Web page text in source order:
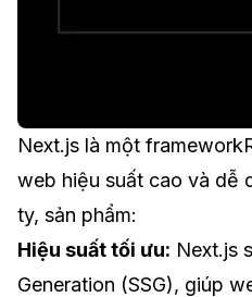
Next.js là một
web hiệu suất cao và dễ
ty, sản phẩm:
Hiệu suất tối ưu: Next.js
Generation (SSG), giúp